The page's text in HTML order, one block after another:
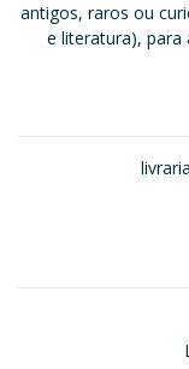
antigos, raros ou
e literatura), para